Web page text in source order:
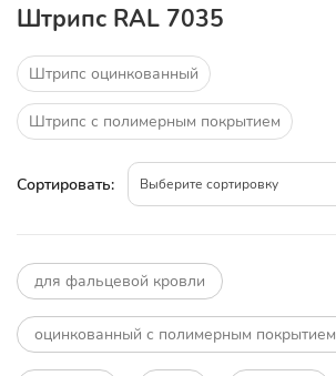
Штрипс RAL 7035
Штрипс оцинкованный
Штрипс с полимерным покрытием
Сортировать: Выберите сортировку
для фальцевой кровли
оцинкованный с полимерным покрытием